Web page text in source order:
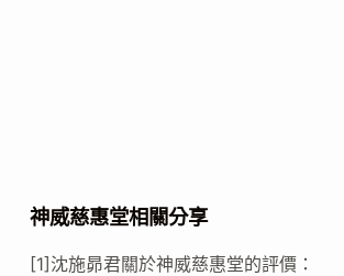
神威慈惠堂相關分享
[1]沈施昴君關於神威慈惠堂的評價：